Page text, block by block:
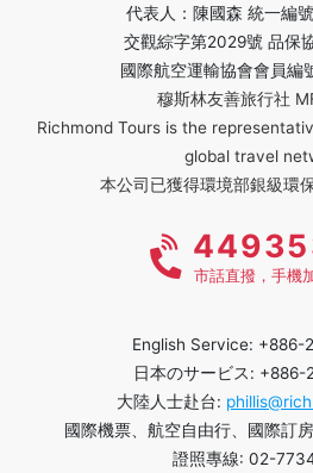
代表人：陳國森 統一編
交觀綜字第2029號 品保
國際航空運輸協會會員編
穆斯林友善旅行社
Richmond Tours is the
global travel
本公司已獲得環境部銀級環
市話直撥，手機
English Service: +886-
日本のサービス:
大陸人士赴台:
國際機票、航空自由行、國際訂
證照專線: 02-